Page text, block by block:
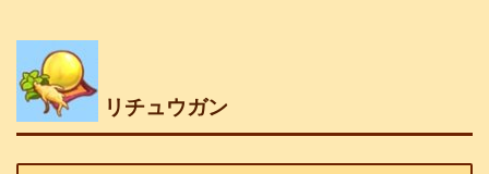
リチュウガン